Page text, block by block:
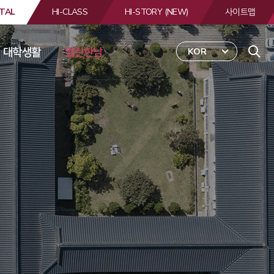
합
검
색
HI-CLASS HI-STORY (NEW) 사이트맵
KOR
대학생활 열린한남